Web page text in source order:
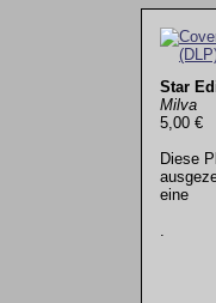
Star
Milva
5,00 €
Diese
eine
.